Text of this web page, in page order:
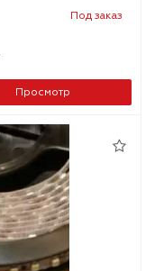
Под заказ
Просмотр